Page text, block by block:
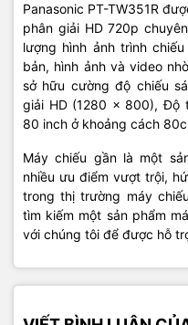
Panasonic PT-TW351R
phân giải HD 720p
lượng hình ảnh trình
bản, hình ảnh và video
sở hữu cường độ chiếu
giải HD (1280 x 800), Độ
80 inch ở khoảng cách
Máy chiếu gần là một
nhiều ưu điểm vượt trội,
trong thị trường máy
tìm kiếm một sản phẩm
với chúng tôi để được hỗ